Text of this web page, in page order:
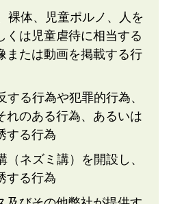
裸体、児童ポルノ、人を
くは児童虐待に相当する
または動画を掲載する行
する行為や犯罪的行為、
れのある行為、あるいは
する行為
（ネズミ講）を開設し、
する行為